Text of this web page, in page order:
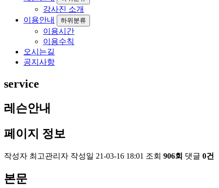
강사진 소개
이용안내
하위분류
이용시간
이용수칙
오시는길
공지사항
service
레슨안내
페이지 정보
작성자 최고관리자 작성일 21-03-16 18:01 조회 906회 댓글 0건
본문